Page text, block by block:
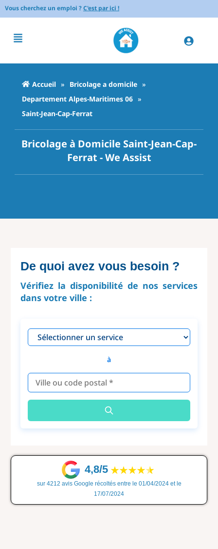
Vous cherchez un emploi ?C'est par ici !
Accueil » Bricolage a domicile »
Departement Alpes-Maritimes 06 »
Saint-Jean-Cap-Ferrat
Bricolage à Domicile Saint-Jean-Cap-
Ferrat - We Assist
De quoi avez vous besoin ?
Vérifiez la disponibilité de nos services
dans votre ville :
à
4,8/5
sur 4212 avis Google récoltés entre le 01/04/2024 et le
17/07/2024